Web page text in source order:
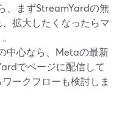
、まずStreamYardの無
拡大したくなったらマ
中心なら、Metaの最新
でページに配信して
ークフローも検討しま